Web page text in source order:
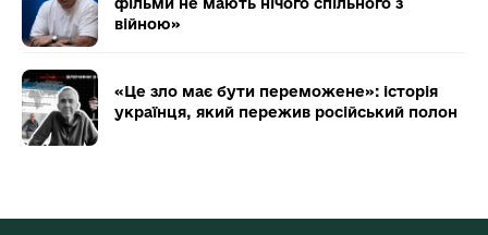
війною»
«Це зло має бути переможене»: історія
українця, який пережив російський полон